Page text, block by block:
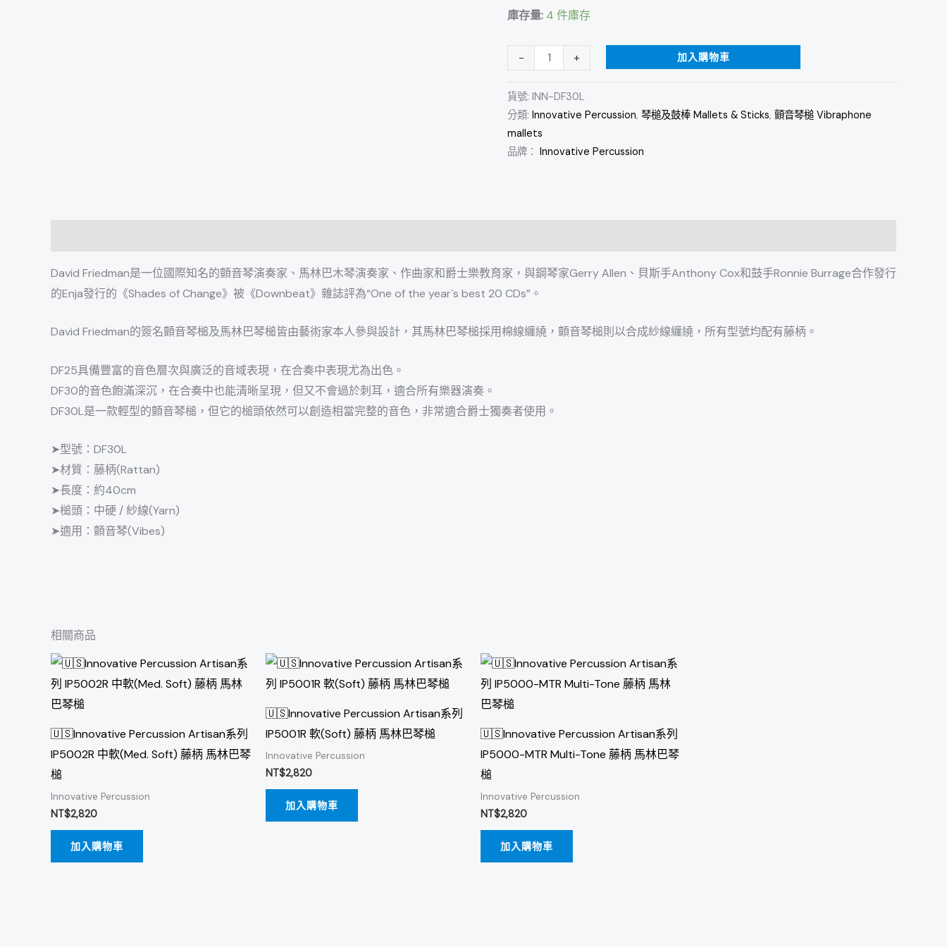
庫存量: 4 件庫存
-
型
音
琴
槌
數
+ 加入購物車
貨號: INN-DF30L
分類: Innovative Percussion, 琴槌及鼓棒 Mallets & Sticks, 顫音琴槌 Vibraphone
mallets
品牌： Innovative Percussion
David Friedman是一位國際知名的顫音琴演奏家、馬林巴木琴演奏家、作曲家和爵士樂教育家，與鋼琴家Gerry Allen、貝斯手Anthony Cox和鼓手Ronnie Burrage合作發行
的Enja發行的《Shades of Change》被《Downbeat》雜誌評為“One of the year`s best 20 CDs”。
David Friedman的簽名顫音琴槌及馬林巴琴槌皆由藝術家本人參與設計，其馬林巴琴槌採用棉線纏繞，顫音琴槌則以合成紗線纏繞，所有型號均配有藤柄。
DF25具備豐富的音色層次與廣泛的音域表現，在合奏中表現尤為出色。
DF30的音色飽滿深沉，在合奏中也能清晰呈現，但又不會過於刺耳，適合所有樂器演奏。
DF30L是一款輕型的顫音琴槌，但它的槌頭依然可以創造相當完整的音色，非常適合爵士獨奏者使用。
➤型號：DF30L
➤材質：藤柄(Rattan)
➤長度：約40cm
➤槌頭：中硬 / 紗線(Yarn)
➤適用：顫音琴(Vibes)
相關商品
🇺🇸Innovative Percussion Artisan系列
IP5002R 中軟(Med. Soft) 藤柄 馬林巴琴
槌
Innovative Percussion
NT$2,820
加入購物車
🇺🇸Innovative Percussion Artisan系列
IP5001R 軟(Soft) 藤柄 馬林巴琴槌
Innovative Percussion
NT$2,820
加入購物車
🇺🇸Innovative Percussion Artisan系列
IP5000-MTR Multi-Tone 藤柄 馬林巴琴
槌
Innovative Percussion
NT$2,820
加入購物車